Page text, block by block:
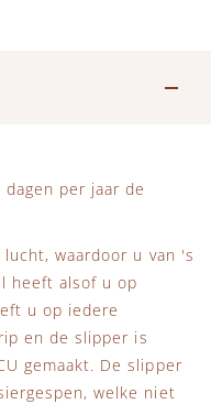
per jaar de
waardoor u van 's
heeft alsof u op
u op iedere
en de slipper is
gemaakt. De slipper
welke niet